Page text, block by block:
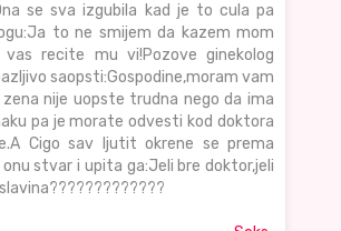
se sva izgubila kad je to cula pa
to ne smijem da kazem mom
vas recite mu vi!Pozove ginekolog
saopsti:Gospodine,moram vam
nije uopste trudna nego da ima
pa je morate odvesti kod doktora
Cigo sav ljutit okrene se prema
stvar i upita ga:Jeli bre doktor,jeli